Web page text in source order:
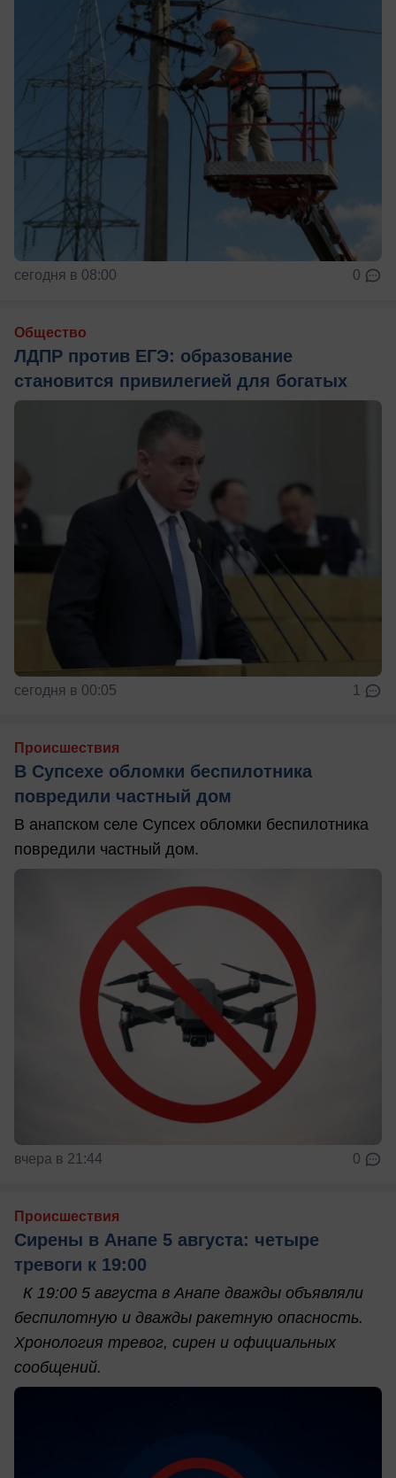
сегодня в 08:00 0
Общество
ЛДПР против ЕГЭ: образование
становится привилегией для богатых
сегодня в 00:05 1
Происшествия
В Супсехе обломки беспилотника
повредили частный дом
В анапском селе Супсех обломки беспилотника
повредили частный дом.
вчера в 21:44 0
Происшествия
Сирены в Анапе 5 августа: четыре
тревоги к 19:00
К 19:00 5 августа в Анапе дважды объявляли
беспилотную и дважды ракетную опасность.
Хронология тревог, сирен и официальных
сообщений.